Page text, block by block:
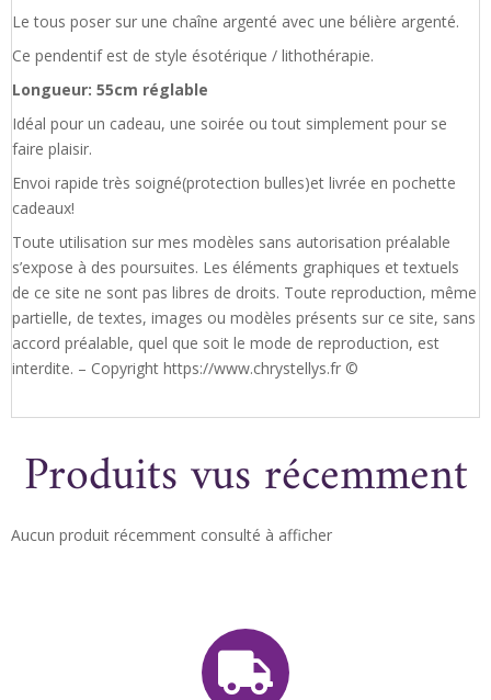
Le tous poser sur une chaîne argenté avec une bélière argenté.
Ce pendentif est de style ésotérique / lithothérapie.
Longueur: 55cm réglable
Idéal pour un cadeau, une soirée ou tout simplement pour se
faire plaisir.
Envoi rapide très soigné(protection bulles)et livrée en pochette
cadeaux!
Toute utilisation sur mes modèles sans autorisation préalable
s’expose à des poursuites. Les éléments graphiques et textuels
de ce site ne sont pas libres de droits. Toute reproduction, même
partielle, de textes, images ou modèles présents sur ce site, sans
accord préalable, quel que soit le mode de reproduction, est
interdite. – Copyright https://www.chrystellys.fr ©
Produits vus récemment
Aucun produit récemment consulté à afficher